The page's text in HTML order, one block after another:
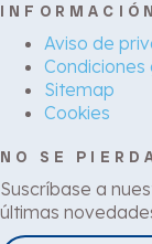
INFORMACIÓN
Aviso de
Condiciones
Sitemap
Cookies
NO SE
Suscríbase a
últimas